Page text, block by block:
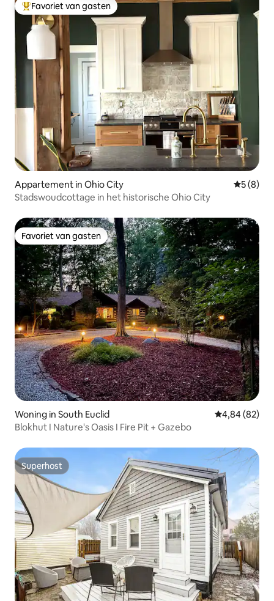
Topfavoriet van gasten
Favoriet van gasten
Appartement in Ohio City
5 (8)
Stadswoudcottage in het historische Ohio City
Favoriet van gasten
Favoriet van gasten
Woning in South Euclid Gemiddelde
4,84 (82)
Blokhut I Nature's Oasis I Fire Pit + Gazebo
Superhost
Superhost